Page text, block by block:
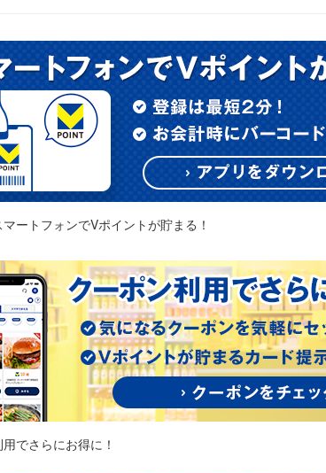
ートフォンでVポイントが貯まる！
でさらにお得に！